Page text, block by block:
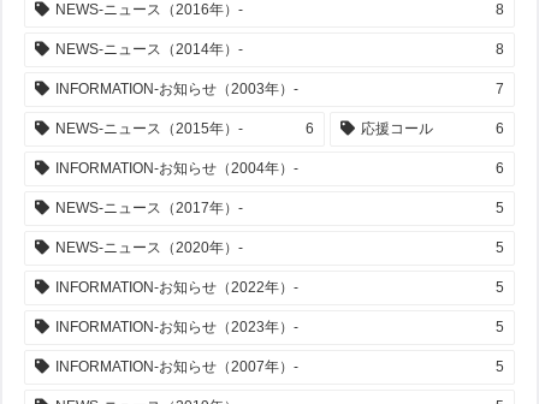
NEWS-ニュース（2016年）- 8
NEWS-ニュース（2014年）- 8
INFORMATION-お知らせ（2003年）- 7
NEWS-ニュース（2015年）- 6 応援コール 6
INFORMATION-お知らせ（2004年）- 6
NEWS-ニュース（2017年）- 5
NEWS-ニュース（2020年）- 5
INFORMATION-お知らせ（2022年）- 5
INFORMATION-お知らせ（2023年）- 5
INFORMATION-お知らせ（2007年）- 5